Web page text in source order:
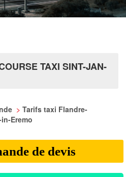
TAXI SINT-JAN-
> Tarifs taxi Flandre-
Eremo
de devis